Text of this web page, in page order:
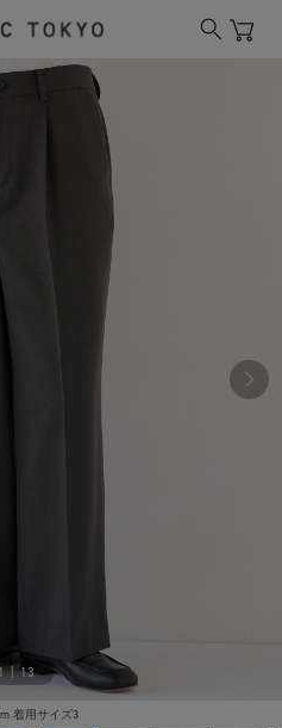
| 13
着用サイズ3